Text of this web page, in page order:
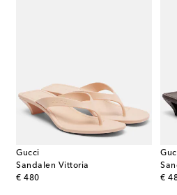
Gucci
Sandalen Vittoria
€ 480
original price
€